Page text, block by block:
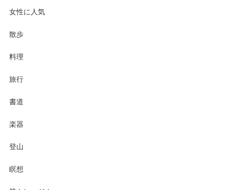
女性に人気
散歩
料理
旅行
書道
楽器
登山
瞑想